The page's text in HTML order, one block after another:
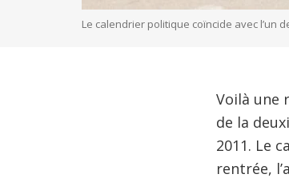
Le calendrier politique coïncide avec l’un
Voilà une
de la
2011. Le
rentrée,